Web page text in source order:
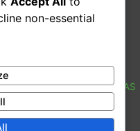
| design byMOUZINHO AS
non-essential